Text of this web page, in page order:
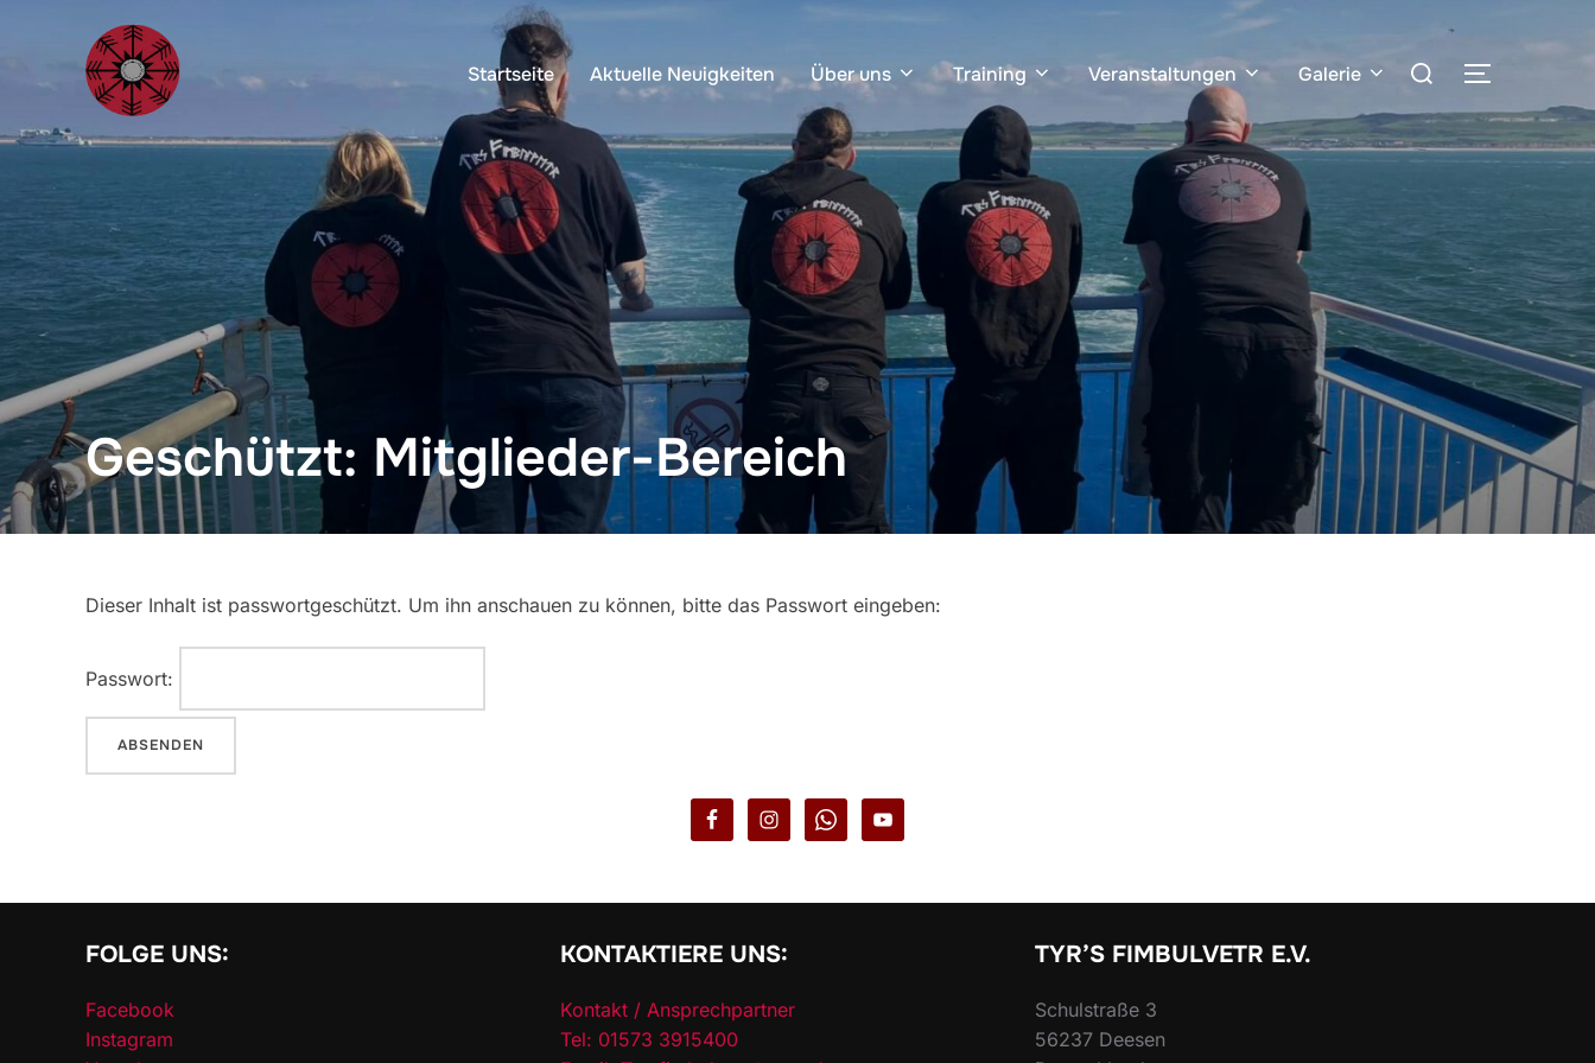
Startseite Aktuelle Neuigkeiten Über uns Training Veranstaltungen Galerie
Geschützt: Mitglieder-Bereich
Dieser Inhalt ist passwortgeschützt. Um ihn anschauen zu können, bitte das Passwort eingeben:
Passwort:
FOLGE UNS:
Facebook
Instagram
KONTAKTIERE UNS:
Kontakt / Ansprechpartner
Tel: 01573 3915400
TYR’S FIMBULVETR E.V.
Schulstraße 3
56237 Deesen